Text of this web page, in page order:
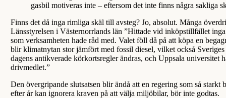
gasbil motiveras inte – eftersom det inte finns några sakliga
Finns det då inga rimliga skäl till avsteg? Jo, absolut. Många
Länsstyrelsen i Västernorrlands län ”Hittade vid inköpstillfället
som verksamheten hade råd med. Valet föll då på att köpa en
blir klimatnytan stor jämfört med fossil diesel, vilket också
dagens antikverade körkortsregler ändras, och Uppsala
drivmedlet.”
Den övergripande slutsatsen blir ändå att en regering som så
efter år kan ignorera kraven på att välja miljöbilar, bör inte godtas.